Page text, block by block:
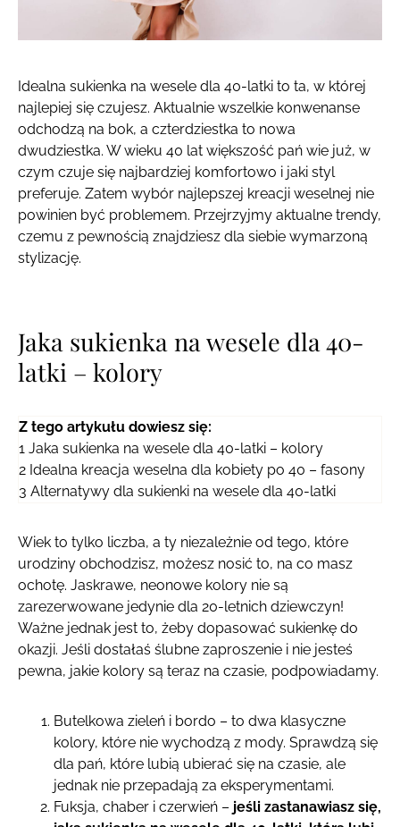
Idealna sukienka na wesele dla 40-latki to ta, w której
najlepiej się czujesz. Aktualnie wszelkie konwenanse
odchodzą na bok, a czterdziestka to nowa
dwudziestka. W wieku 40 lat większość pań wie już, w
czym czuje się najbardziej komfortowo i jaki styl
preferuje. Zatem wybór najlepszej kreacji weselnej nie
powinien być problemem. Przejrzyjmy aktualne trendy,
czemu z pewnością znajdziesz dla siebie wymarzoną
stylizację.
Jaka sukienka na wesele dla 40-
latki – kolory
Z tego artykułu dowiesz się:
1 Jaka sukienka na wesele dla 40-latki – kolory
2 Idealna kreacja weselna dla kobiety po 40 – fasony
3 Alternatywy dla sukienki na wesele dla 40-latki
Wiek to tylko liczba, a ty niezależnie od tego, które
urodziny obchodzisz, możesz nosić to, na co masz
ochotę. Jaskrawe, neonowe kolory nie są
zarezerwowane jedynie dla 20-letnich dziewczyn!
Ważne jednak jest to, żeby dopasować sukienkę do
okazji. Jeśli dostałaś ślubne zaproszenie i nie jesteś
pewna, jakie kolory są teraz na czasie, podpowiadamy.
Butelkowa zieleń i bordo – to dwa klasyczne
kolory, które nie wychodzą z mody. Sprawdzą się
dla pań, które lubią ubierać się na czasie, ale
jednak nie przepadają za eksperymentami.
Fuksja, chaber i czerwień – jeśli zastanawiasz się,